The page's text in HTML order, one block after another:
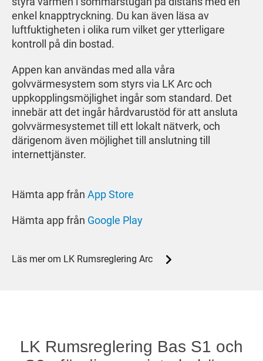
enkel knapptryckning. Du kan även läsa av
luftfuktigheten i olika rum vilket ger ytterligare
kontroll på din bostad.
Appen kan användas med alla våra
golvvärmesystem som styrs via LK Arc och
uppkopplingsmöjlighet ingår som standard. Det
innebär att det ingår hårdvarustöd för att ansluta
golvvärmesystemet till ett lokalt nätverk, och
därigenom även möjlighet till anslutning till
internettjänster.
Hämta app från App Store
Hämta app från Google Play
Läs mer om LK Rumsreglering Arc
LK Rumsreglering Bas S1 och